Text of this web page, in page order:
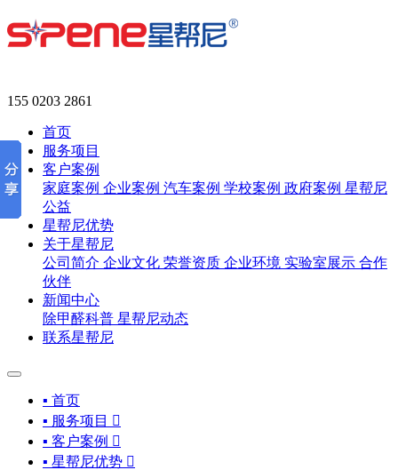
155 0203 2861
首页
服务项目
客户案例
家庭案例 企业案例 汽车案例 学校案例 政府案例 星帮尼
公益
星帮尼优势
关于星帮尼
公司简介 企业文化 荣誉资质 企业环境 实验室展示 合作
伙伴
新闻中心
除甲醛科普 星帮尼动态
联系星帮尼
▪ 首页
▪ 服务项目 
▪ 客户案例 
▪ 星帮尼优势 